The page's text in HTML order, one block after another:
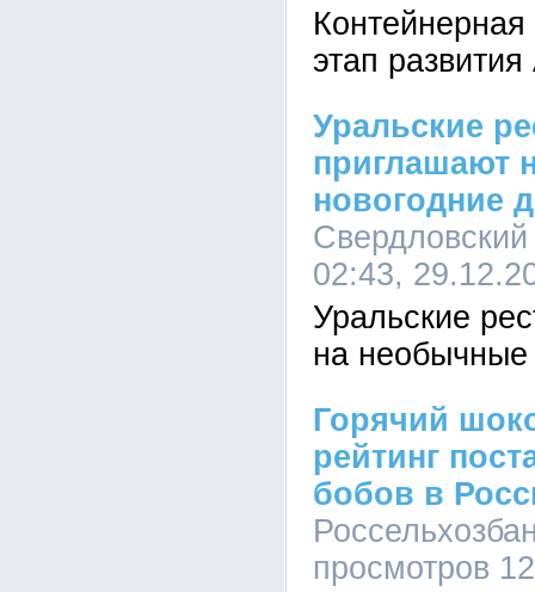
Контейнерная
этап
Уральские
приглашают
новогодние
02:43,
Уральские
на необычные
Горячий
рейтинг
бобов в
просмотров